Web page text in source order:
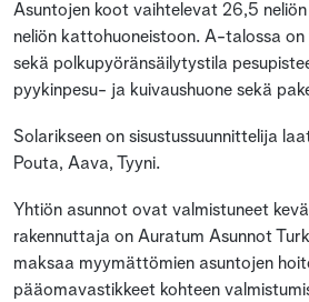
Asuntojen koot vaihtelevat 26,5
neliön kattohuoneistoon. A-talossa on
sekä polkupyöränsäilytystila
pyykinpesu- ja kuivaushuone sekä
Solarikseen on sisustussuunnittelija
Pouta, Aava, Tyyni.
Yhtiön asunnot ovat valmistuneet
rakennuttaja on Auratum Asunnot
maksaa myymättömien asuntojen
pääomavastikkeet kohteen